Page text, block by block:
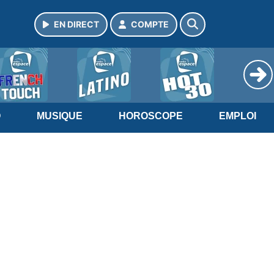
EN DIRECT COMPTE
MUSIQUE HOROSCOPE EMPLOI